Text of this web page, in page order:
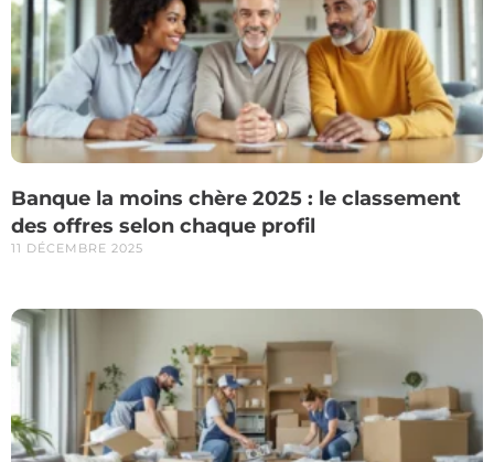
Banque la moins chère 2025 : le classement
des offres selon chaque profil
11 DÉCEMBRE 2025